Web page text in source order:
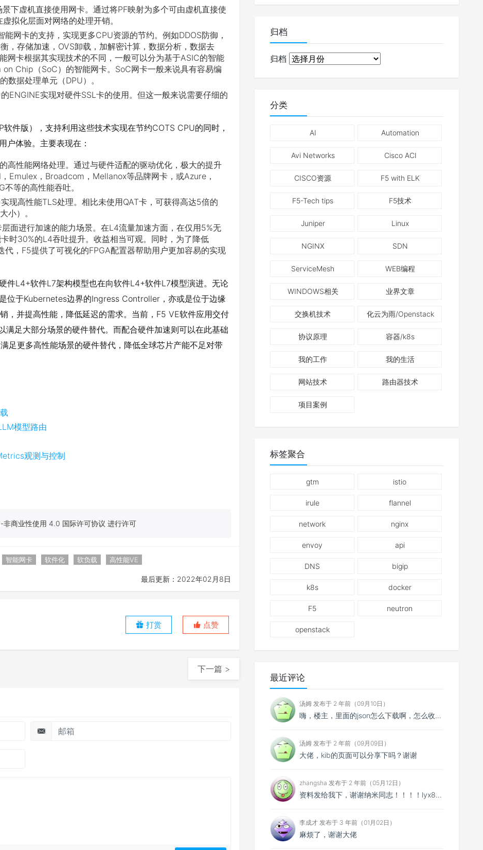
下虚机直接使用网卡。通过将PF映射为多个可由虚机直接使
拟化层面对网络的处理开销。
网卡的支持，实现更多CPU资源的节约。例如DDOS防御，
，存储加速，OVS卸载，加解密计算，数据分析，数据去
网卡根据其实现技术的不同，一般可以分为基于ASIC的智能
Chip（SoC）的智能网卡。SoC网卡一般来说具有容易编
数据处理单元（DPU）。
ENGINE实现对硬件SSL卡的使用。但这一般来说需要仔细的
件版），支持利用这些技术实现在节约COTS CPU的同时，
户体验。主要表现在：
高性能网络处理。通过与硬件适配的驱动优化，极大的提升
Emulex，Broadcom，Mellanox等品牌网卡，或Azure，
等的高性能吞吐。
现高性能TLS处理。相比未使用QAT卡，可获得高达5倍的
小）。
面进行加速的能力场景。在L4流量加速方面，在仅用5%无
时30%的L4吞吐提升。收益相当可观。同时，为了降低
代，F5提供了可视化的FPGA配置器帮助用户更加容易的实现
件L4+软件L7架构模型也在向软件L4+软件L7模型演进。无论
位于Kubernetes边界的Ingress Controller，亦或是位于边缘
，并提高性能，降低延迟的需求。当前，F5 VE软件应用交付
足大部分场景的硬件替代。而配合硬件加速则可以在此基础
足更多高性能场景的硬件替代，降低全球芯片产能不足对带
模型路由
观测与控制
非商业性使用 4.0 国际许可协议 进行许可
智能网卡 软件化 软负载 高性能VE
最后更新：2022年02月8日
打赏 点赞
下一篇 >
归档
归档
分类
AI Automation
Avi Networks Cisco ACI
CISCO资源 F5 with ELK
F5-Tech tips F5技术
Juniper Linux
NGINX SDN
ServiceMesh WEB编程
WINDOWS相关 业界文章
交换机技术 化云为雨/Openstack
协议原理 容器/k8s
我的工作 我的生活
网站技术 路由器技术
项目案例
标签聚合
gtm istio
irule flannel
network nginx
envoy api
DNS bigip
k8s docker
F5 neutron
openstack
最近评论
汤姆 发布于 2 年前（09月10日）
嗨，楼主，里面的json怎么下载啊，怎么收费啊？
汤姆 发布于 2 年前（09月09日）
大佬，kib的页面可以分享下吗？谢谢
zhangsha 发布于 2 年前（05月12日）
资料发给我下，谢谢纳米同志！！！！lyx895@qq.com
李成才 发布于 3 年前（01月02日）
麻烦了，谢谢大佬